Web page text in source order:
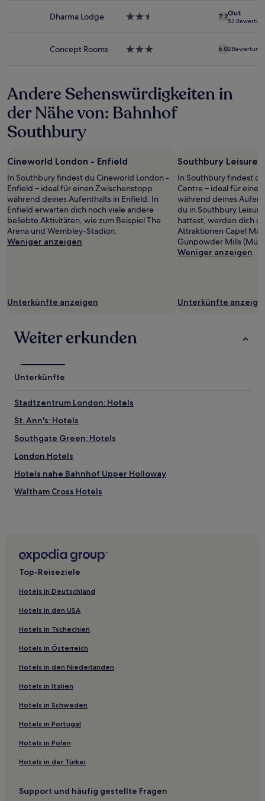
Dharma Lodge
2.5-
7.2Gut
53
Concept Rooms
3.0-
6.02
Andere Sehenswürdigkeiten in
der Nähe von: Bahnhof
Southbury
Cineworld London - Enfield
In Southbury findest du Cineworld London -
Enfield – ideal für einen Zwischenstopp
während deines Aufenthalts in Enfield. In
Enfield erwarten dich noch viele andere
beliebte Aktivitäten, wie zum Beispiel The
Arena und Wembley-Stadion.
Weniger anzeigen
Unterkünfte anzeigen
Southbury Leisure
In Southbury findest
Centre – ideal für
während deines
du in Southbury
hattest, werden dich
Attraktionen Capel
Gunpowder Mills
Weniger anzeigen
Unterkünfte
Weiter erkunden
Unterkünfte
Stadtzentrum London: Hotels
St. Ann's: Hotels
Southgate Green: Hotels
London Hotels
Hotels nahe Bahnhof Upper Holloway
Waltham Cross Hotels
Hotels nahe U-Bahn-Station Woodford
Northaw: Hotels
Epping Hotels
Jubilee: Hotels
Hotels nahe Forty Hall & Estate
Upshire: Hotels
Church End: Hotels
Goffs Oak: Hotels
Hotels nahe Bahnhof Enfield Town
Hotels nahe London Stadium
Higham Hill: Hotels
Woodside: Hotels
Hotels nahe Bahnhof Manor Park
Top-Reiseziele
Hotels in Deutschland
Hotels in den USA
Hotels in Tschechien
Hotels in Österreich
Hotels in den Niederlanden
Hotels in Italien
Hotels in Schweden
Hotels in Portugal
Hotels in Polen
Hotels in der Türkei
Support und häufig gestellte Fragen